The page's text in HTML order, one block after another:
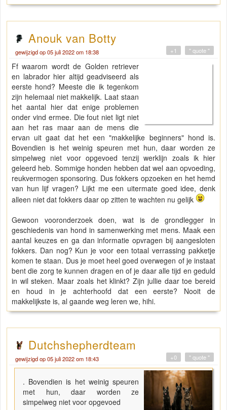
Anouk van Botty
gewijzigd op 05 juli 2022 om 18:38 " quote "
+1
Ff waarom wordt de Golden retriever
en labrador hier altijd geadviseerd als
eerste hond? Meeste die ik tegenkom
zijn helemaal niet makkelijk. Laat staan
het aantal hier dat enige problemen
onder vind ermee. Die fout niet ligt niet
aan het ras maar aan de mens die
ervan uit gaat dat het een "makkelijke beginners" hond is.
Bovendien is het weinig speuren met hun, daar worden ze
simpelweg niet voor opgevoed tenzij werklijn zoals ik hier
geleerd heb. Sommige honden hebben dat wel aan opvoeding,
reukvermogen sponsoring. Dus fokkers opzoeken en het hemd
van hun lijf vragen? Lijkt me een uitermate goed idee, denk
alleen niet dat fokkers daar op zitten te wachten nu gelijk
Gewoon vooronderzoek doen, wat is de grondlegger in
geschiedenis van hond in samenwerking met mens. Maak een
aantal keuzes en ga dan informatie opvragen bij aangesloten
fokkers. Dan nog? Kun je voor een totaal verrassing pakketje
komen te staan. Dus je moet heel goed overwegen of je instaat
bent die zorg te kunnen dragen en of je daar alle tijd en geduld
in wil steken. Maar zoals het klinkt? Zijn jullie daar toe bereid
en houd in je achterhoofd dat een eerste? Nooit de
makkelijkste is, al gaande weg leren we, hihi.
Dutchshepherdteam
gewijzigd op 05 juli 2022 om 18:43 " quote "
+0
. Bovendien is het weinig speuren
met hun, daar worden ze
simpelweg niet voor opgevoed